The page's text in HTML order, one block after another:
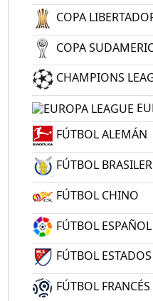
COPA
COPA
CHAMPIONS
FÚTBOL ALEMÁN
FÚTBOL
FÚTBOL CHINO
FÚTBOL ESPAÑOL
FÚTBOL
FÚTBOL FRANCÉS